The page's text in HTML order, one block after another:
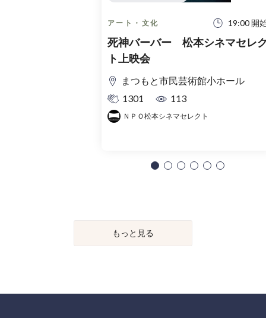
アート・文化 19:00 開
死神バーバー 松本シネマセレ
ト上映会
まつもと市民芸術館小ホール
1301
113
ＮＰＯ松本シネマセレクト
もっと見る